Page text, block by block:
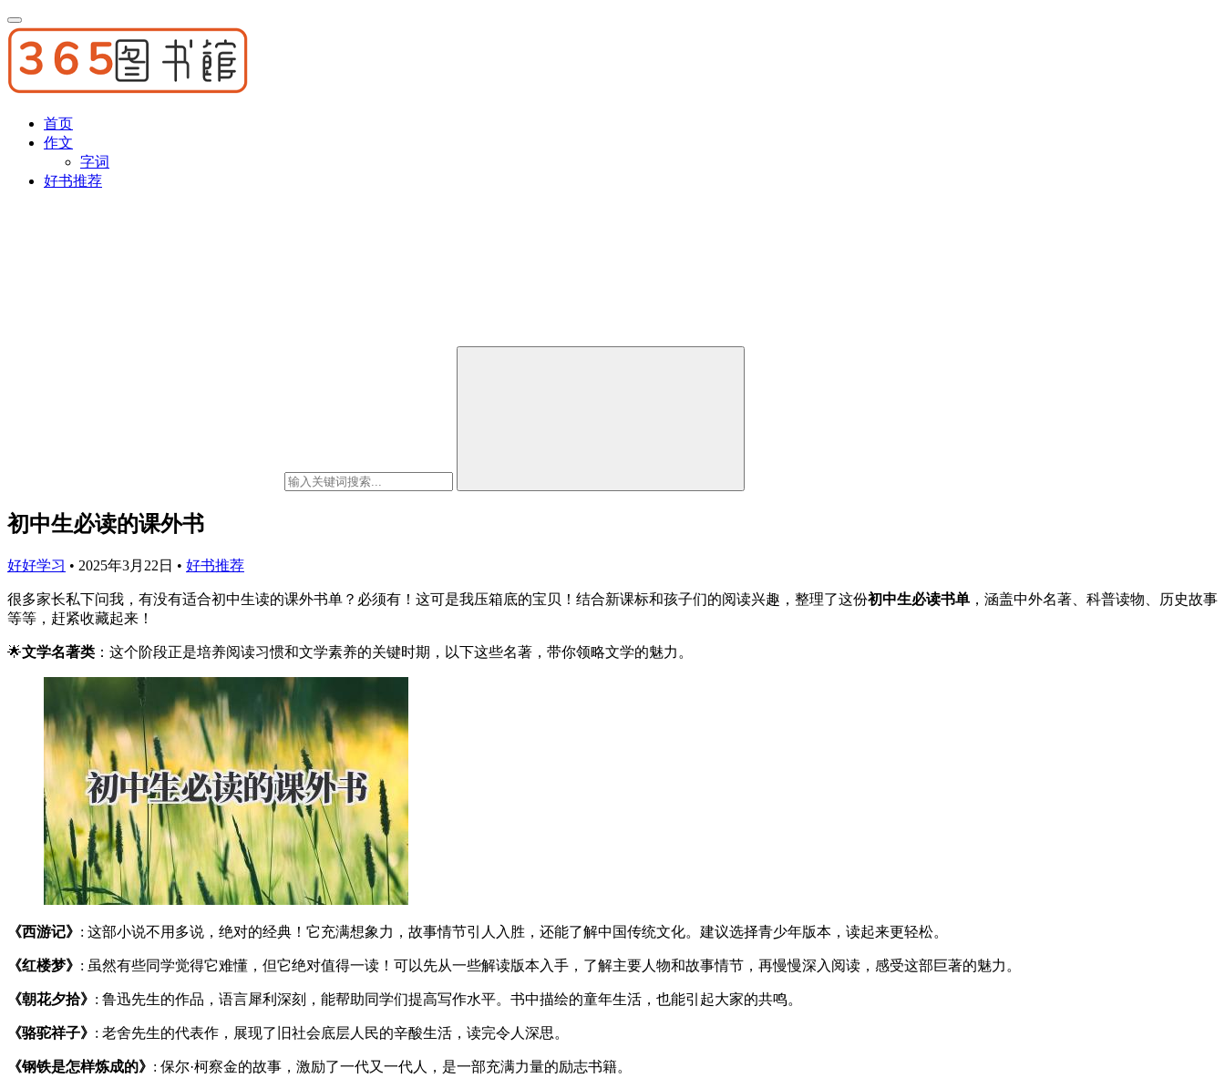
首页
作文
字词
好书推荐
初中生必读的课外书
好好学习 • 2025年3月22日 • 好书推荐
很多家长私下问我，有没有适合初中生读的课外书单？必须有！这可是我压箱底的宝贝！结合新课标和孩子们的阅读兴趣，整理了这份初中生必读书单 ，涵盖中外名著、科普读物、历史故事
等等，赶紧收藏起来！
🌟文学名著类 ：这个阶段正是培养阅读习惯和文学素养的关键时期，以下这些名著，带你领略文学的魅力。
《西游记》 : 这部小说不用多说，绝对的经典！它充满想象力，故事情节引人入胜，还能了解中国传统文化。建议选择青少年版本，读起来更轻松。
《红楼梦》 : 虽然有些同学觉得它难懂，但它绝对值得一读！可以先从一些解读版本入手，了解主要人物和故事情节，再慢慢深入阅读，感受这部巨著的魅力。
《朝花夕拾》 : 鲁迅先生的作品，语言犀利深刻，能帮助同学们提高写作水平。书中描绘的童年生活，也能引起大家的共鸣。
《骆驼祥子》 : 老舍先生的代表作，展现了旧社会底层人民的辛酸生活，读完令人深思。
《钢铁是怎样炼成的》 : 保尔·柯察金的故事，激励了一代又一代人，是一部充满力量的励志书籍。